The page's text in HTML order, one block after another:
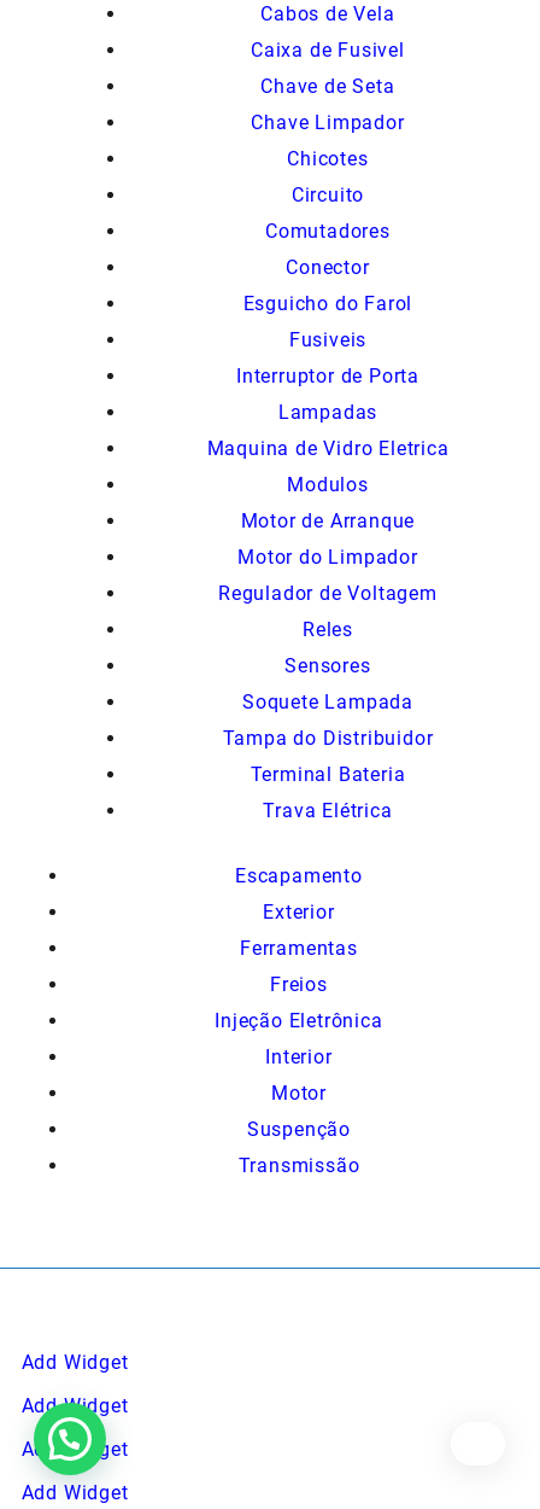
Cabos de Vela
Caixa de Fusivel
Chave de Seta
Chave Limpador
Chicotes
Circuito
Comutadores
Conector
Esguicho do Farol
Fusiveis
Interruptor de Porta
Lampadas
Maquina de Vidro Eletrica
Modulos
Motor de Arranque
Motor do Limpador
Regulador de Voltagem
Reles
Sensores
Soquete Lampada
Tampa do Distribuidor
Terminal Bateria
Trava Elétrica
Escapamento
Exterior
Ferramentas
Freios
Injeção Eletrônica
Interior
Motor
Suspenção
Transmissão
Add Widget
Add Widget
Add Widget
Add Widget